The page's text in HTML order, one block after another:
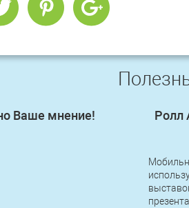
Ваше мнение! Ролл